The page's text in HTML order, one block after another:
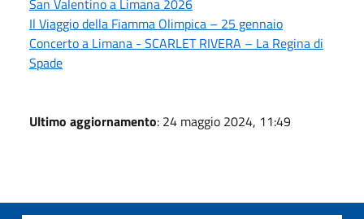
Il Viaggio della Fiamma Olimpica – 25 gennaio
Concerto a Limana - SCARLET RIVERA – La Regina di
Spade
Ultimo aggiornamento: 24 maggio 2024, 11:49